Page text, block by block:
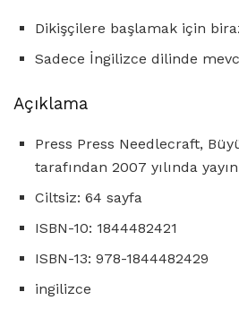
Dikişçilere başlamak için
Sadece İngilizce dilinde
Açıklama
Press Press Needlecraft,
tarafından 2007 yılında
Ciltsiz: 64 sayfa
ISBN-10: 1844482421
ISBN-13: 978-1844482429
ingilizce